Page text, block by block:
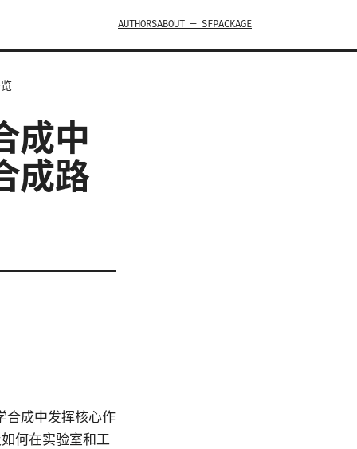
AUTHORSABOUT — SFPACKAGE
成中
成路
合成中发挥核心作
何在实验室和工